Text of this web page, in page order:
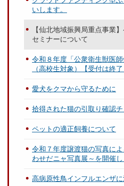
いします。
【仙北地域振興局重点事業
セミナーについて
令和８年度「公衆衛生獣医
（高校生対象）【受付は終了
愛犬をクマから守るために
拾得された猫の引取り確認
ペットの適正飼養について
令和７年度譲渡猫の写真に
わせだニャ写真展～を開催し
高病原性鳥インフルエンザ